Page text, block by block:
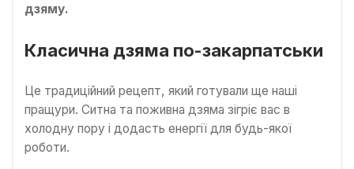
дзяму.
Класична дзяма по-закарпатськи
Це традиційний рецепт, який готували ще наші
пращури. Ситна та поживна дзяма зігріє вас в
холодну пору і додасть енергії для будь-якої
роботи.